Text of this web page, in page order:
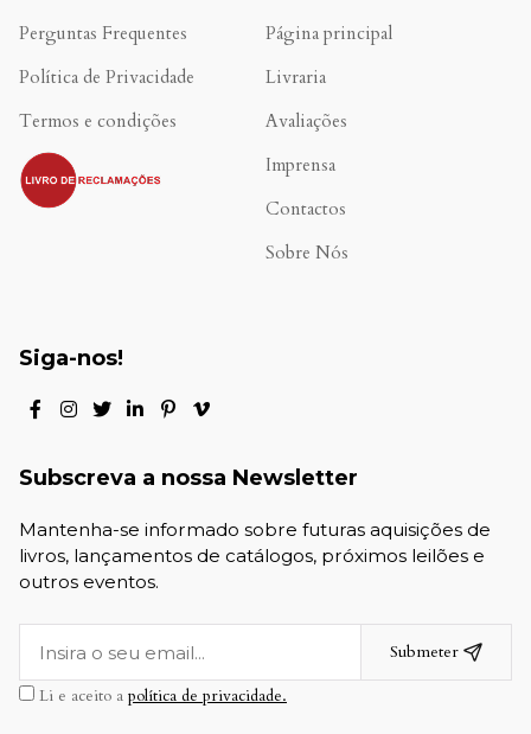
Perguntas Frequentes
Política de Privacidade
Termos e condições
.
Página principal
Livraria
Avaliações
Imprensa
Contactos
Sobre Nós
Siga-nos!
Subscreva a nossa Newsletter
Mantenha-se informado sobre futuras aquisições de
livros, lançamentos de catálogos, próximos leilões e
outros eventos.
Submeter
Li e aceito a política de privacidade.